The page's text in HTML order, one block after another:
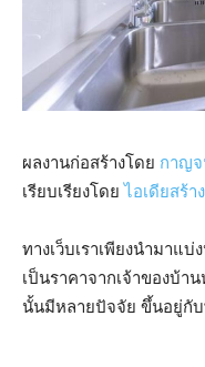
ผลงานก่อสร้างโดย กาญจ
เรียบเรียงโดยไอเดียสร้า
ทางเว็บเราเพียงนำมาแ
เป็นราคาจากเจ้าของบ้า
นั้นมีหลายปัจจัย ขึ้นอยู่กับ